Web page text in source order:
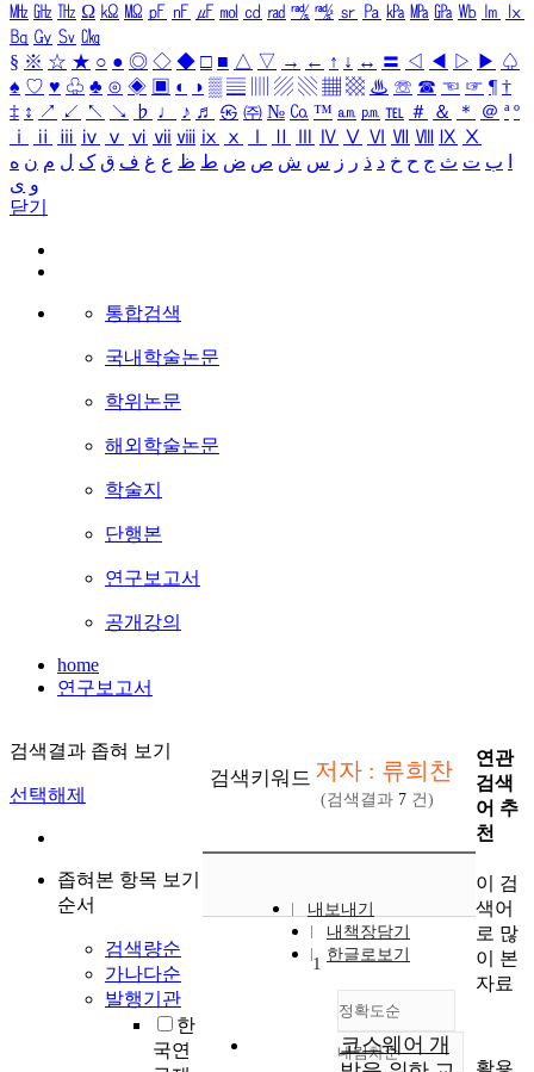
㎒ ㎓ ㎔ Ω ㏀ ㏁ ㎊ ㎋ ㎌ ㏖ ㏅ ㎭ ㎮ ㎯ ㏛ ㎩ ㎪ ㎫ ㎬ ㏝ ㏐
㏓
㏃ ㏉ ㏜ ㏆
§ ※ ☆ ★ ○ ● ◎ ◇ ◆ □ ■ △ ▽ → ← ↑ ↓ ↔ 〓 ◁ ◀ ▷ ▶ ♤
♠ ♡ ♥ ♧ ♣ ⊙ ◈ ▣ ◐ ◑ ▒ ▤ ▨ ▧ ▦ ▩ ♨ ☏ ☎ ☜ ☞ ¶ †
‡ ↕ ↗ ↙ ↖ ↘ ♭ ♩ ♪ ♬ ㉿ ㈜ № ㏇ ™ ㏂ ㏘ ℡ ＃ ＆ ＊ ＠ ª º
ⅰ
ⅱ ⅲ ⅳ ⅴ ⅵ ⅶ ⅷ ⅸ ⅹ Ⅳ Ⅴ Ⅵ Ⅶ Ⅷ Ⅸ Ⅹ
ب ت ث ج ح خ د ذ ر ز س ش ص ض ط ظ ع غ ف ق ک ل م ن ه
و ی
닫기
통합검색
국내학술논문
학위논문
해외학술논문
학술지
단행본
연구보고서
공개강의
home
연구보고서
검색결과 좁혀 보기
선택해제
좁혀본 항목 보기
순서
검색량순
가나다순
발행기관
한
국연
검색키워드 저자 : 류희찬
(검색결과 7 건)
내보내기
내책장담기
한글로보기
정확도순
정확도
내림차순
1
코스웨어 개
연관
검색
어 추
천
이 검
색어
로 많
이 본
자료
활용